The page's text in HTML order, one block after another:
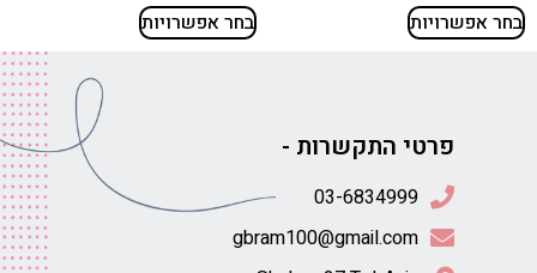
בחר אפשרויות בחר אפשרויות
פרטי התקשרות -
gbram100@gmail.com